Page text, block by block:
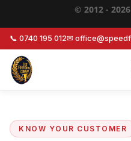
© 2012 -